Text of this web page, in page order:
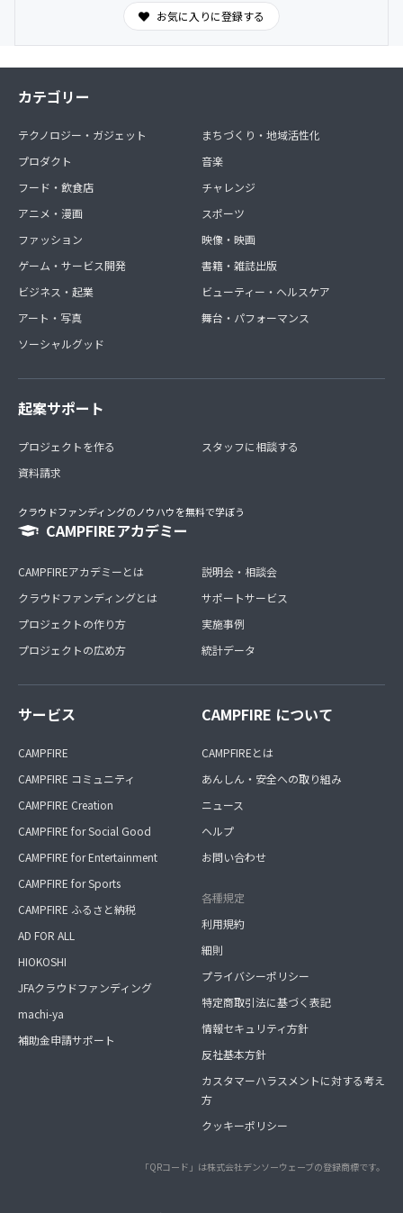
お気に入りに登録する
カテゴリー
テクノロジー・ガジェット
プロダクト
フード・飲食店
アニメ・漫画
ファッション
ゲーム・サービス開発
ビジネス・起業
アート・写真
ソーシャルグッド
まちづくり・地域活性化
音楽
チャレンジ
スポーツ
映像・映画
書籍・雑誌出版
ビューティー・ヘルスケア
舞台・パフォーマンス
起案サポート
プロジェクトを作る
資料請求
スタッフに相談する
クラウドファンディングのノウハウを無料で学ぼう
CAMPFIREアカデミー
CAMPFIREアカデミーとは
クラウドファンディングとは
プロジェクトの作り方
プロジェクトの広め方
説明会・相談会
サポートサービス
実施事例
統計データ
サービス
CAMPFIRE
CAMPFIRE コミュニティ
CAMPFIRE Creation
CAMPFIRE for Social Good
CAMPFIRE for Entertainment
CAMPFIRE for Sports
CAMPFIRE ふるさと納税
AD FOR ALL
HIOKOSHI
JFAクラウドファンディング
machi-ya
補助金申請サポート
CAMPFIRE について
CAMPFIREとは
あんしん・安全への取り組み
ニュース
ヘルプ
お問い合わせ
各種規定
利用規約
細則
プライバシーポリシー
特定商取引法に基づく表記
情報セキュリティ方針
反社基本方針
カスタマーハラスメントに対する考え
方
クッキーポリシー
「QRコード」は株式会社デンソーウェーブの登録商標です。